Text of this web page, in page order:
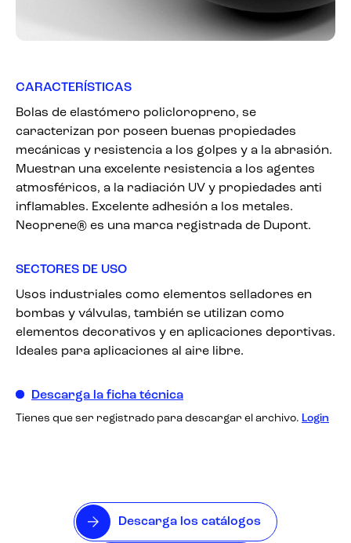
CARACTERÍSTICAS
Bolas de elastómero policloropreno, se
caracterizan por poseen buenas propiedades
mecánicas y resistencia a los golpes y a la abrasión.
Muestran una excelente resistencia a los agentes
atmosféricos, a la radiación UV y propiedades anti
inflamables. Excelente adhesión a los metales.
Neoprene® es una marca registrada de Dupont.
SECTORES DE USO
Usos industriales como elementos selladores en
bombas y válvulas, también se utilizan como
elementos decorativos y en aplicaciones deportivas.
Ideales para aplicaciones al aire libre.
Descarga la ficha técnica
Tienes que ser registrado para descargar el archivo. Login
Descarga los catálogos